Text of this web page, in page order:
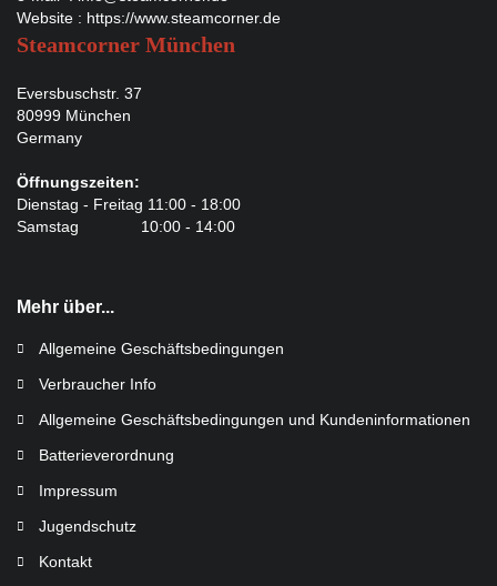
Website : https://www.steamcorner.de
Steamcorner München
Eversbuschstr. 37
80999 München
Germany
Öffnungszeiten:
Dienstag - Freitag 11:00 - 18:00
Samstag 10:00 - 14:00
Mehr über...
Allgemeine Geschäftsbedingungen
Verbraucher Info
Allgemeine Geschäftsbedingungen und Kundeninformationen
Batterieverordnung
Impressum
Jugendschutz
Kontakt